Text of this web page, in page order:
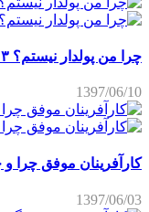
چرا من پولدار نیستم؟ ۳ عادت اشتباه مانع پولدار شدن
1397/06/10
کارآفرینان موفق چرا و
1397/06/03